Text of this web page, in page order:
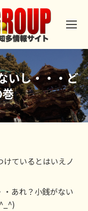
いし・・・ど
ているとはいえノ
・あれ？小銭がない